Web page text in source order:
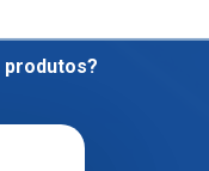
produtos?